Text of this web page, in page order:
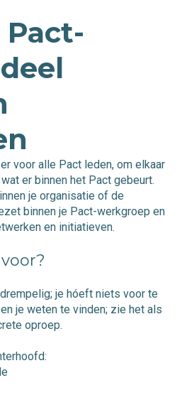
voor alle Pact leden, om elkaar
er binnen het Pact gebeurt.
je organisatie of de
binnen je Pact-werkgroep en
en initiatieven.
je hóeft niets voor te
je weten te vinden; zie het als
oproep.